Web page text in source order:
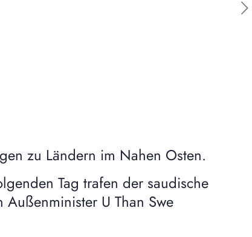
zu Ländern im Nahen Osten.
Tag trafen der saudische
U Than Swe